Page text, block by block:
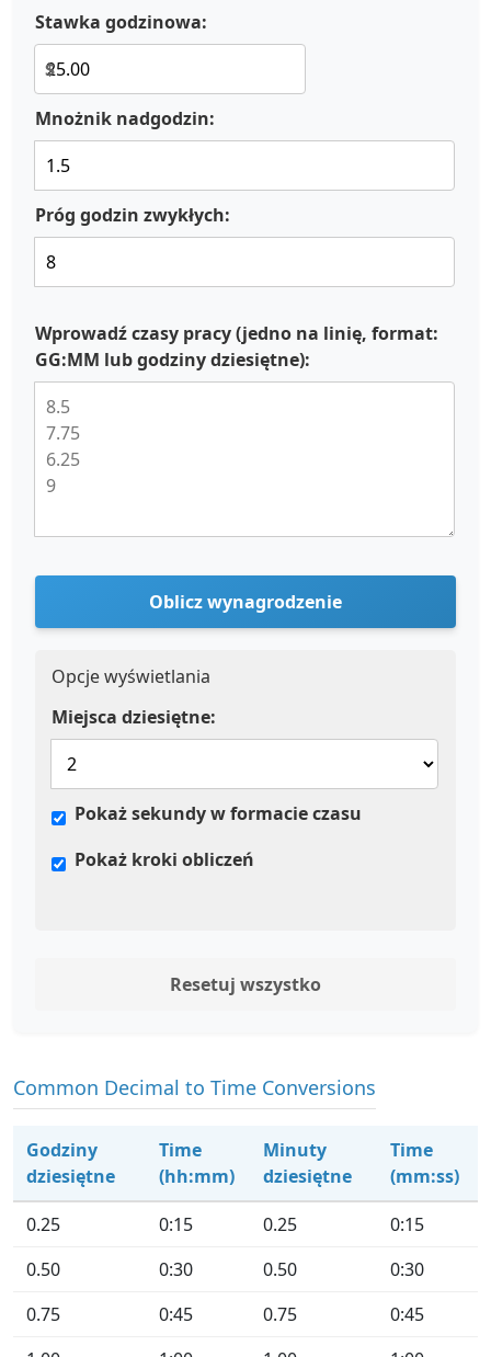
Stawka godzinowa:
$
Mnożnik nadgodzin:
Próg godzin zwykłych:
Wprowadź czasy pracy (jedno na linię, format:
GG:MM lub godziny dziesiętne):
Oblicz wynagrodzenie
Opcje wyświetlania
Miejsca dziesiętne:
Pokaż sekundy w formacie czasu
Pokaż kroki obliczeń
Resetuj wszystko
Common Decimal to Time Conversions
Godziny
dziesiętne
Time
(hh:mm)
Minuty
dziesiętne
Time
(mm:ss)
0.25
0:15 0.25
0:15
0.50
0:30 0.50
0:30
0.75
0:45 0.75
0:45